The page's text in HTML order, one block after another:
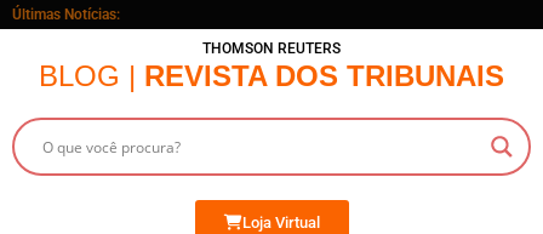
Últimas Notícias:
THOMSON REUTERS
BLOG | REVISTA DOS TRIBUNAIS
Loja Virtual